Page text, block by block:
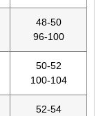
48-50
96-100
50-52
100-104
52-54